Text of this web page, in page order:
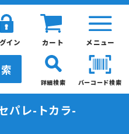
メニュー
カート
イン
バーコード検索
詳細検索
パレ-トカラ-